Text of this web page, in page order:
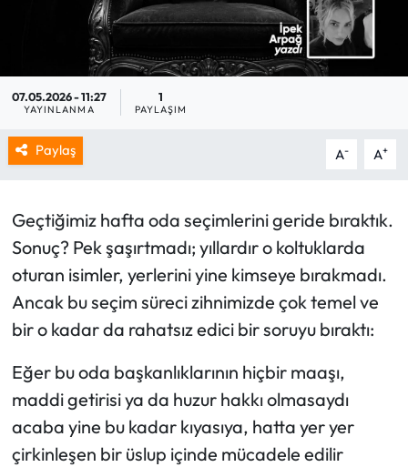
07.05.2026 - 11:27
YAYINLANMA
1
PAYLAŞIM
Paylaş A- A+
Geçtiğimiz hafta oda seçimlerini geride bıraktık.
Sonuç? Pek şaşırtmadı; yıllardır o koltuklarda
oturan isimler, yerlerini yine kimseye bırakmadı.
Ancak bu seçim süreci zihnimizde çok temel ve
bir o kadar da rahatsız edici bir soruyu bıraktı:
Eğer bu oda başkanlıklarının hiçbir maaşı,
maddi getirisi ya da huzur hakkı olmasaydı
acaba yine bu kadar kıyasıya, hatta yer yer
çirkinleşen bir üslup içinde mücadele edilir